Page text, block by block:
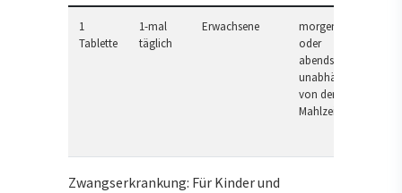
1
Tablette
1-mal
täglich
Erwachsene
morgens
oder
abends,
unabhängig
von der
Mahlzeit
Zwangserkrankung: Für Kinder und